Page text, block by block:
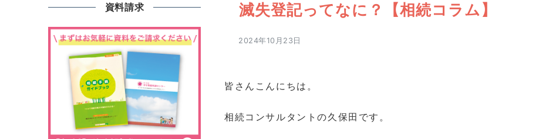
滅失登記ってなに？【相続コラム】
2024年10月23日
皆さんこんにちは。
相続コンサルタントの久保田です。
資料請求